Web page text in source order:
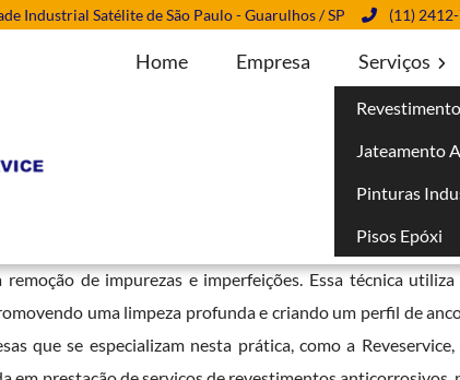
Industrial Satélite de São Paulo - Guarulhos / SP (11)
Home Empresa Serviços
Jateamento
Pinturas
Pisos Epóxi
em Franco da Rocha
é um processo essencial na
de impurezas e imperfeições. Essa técnica
uma limpeza profunda e criando um perfil de
que se especializam nesta prática, como a